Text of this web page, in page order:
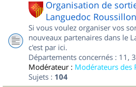
Organisation de
Languedoc Roussillon
Si vous voulez organiser vos
nouveaux partenaires dans le
c'est par ici.
Départements concernés : 11,
Modérateur : Modérateurs des
Sujets : 104